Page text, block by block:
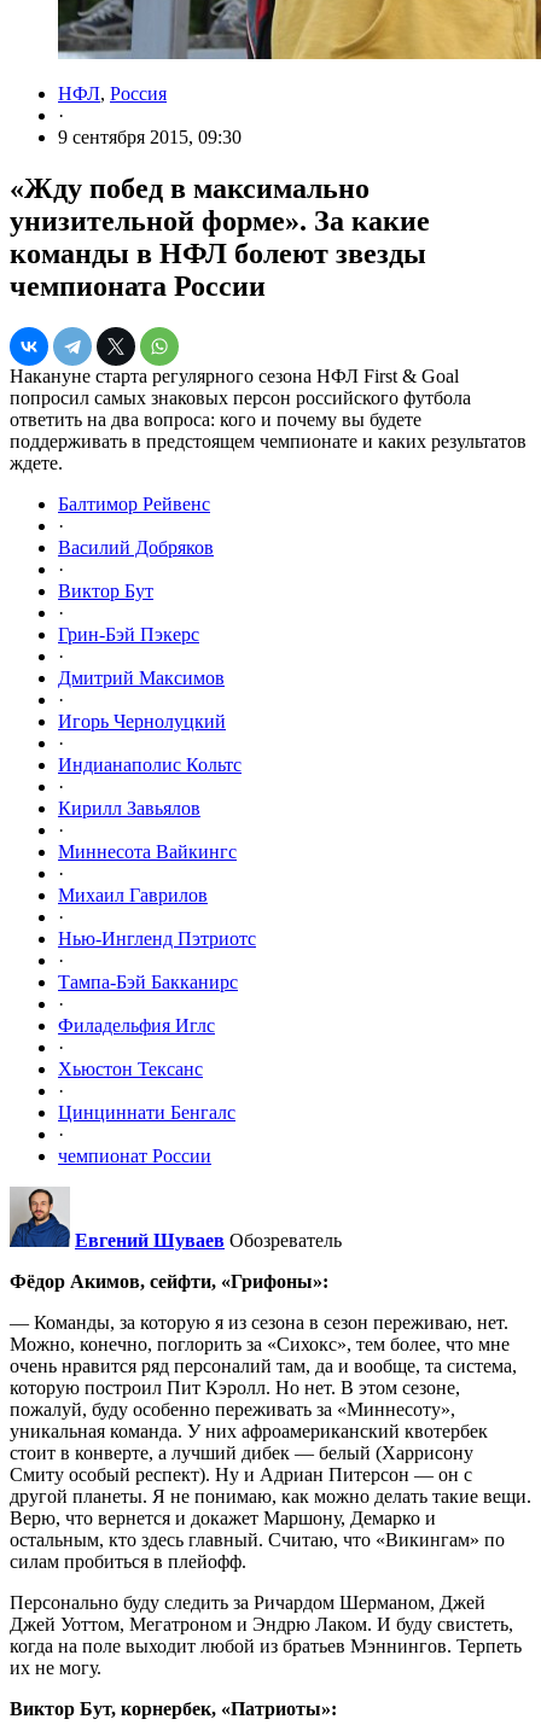
НФЛ, Россия
·
9 сентября 2015, 09:30
«Жду побед в максимально
унизительной форме». За какие
команды в НФЛ болеют звезды
чемпионата России
Накануне старта регулярного сезона НФЛ First & Goal
попросил самых знаковых персон российского футбола
ответить на два вопроса: кого и почему вы будете
поддерживать в предстоящем чемпионате и каких результатов
ждете.
Балтимор Рейвенс
·
Василий Добряков
·
Виктор Бут
·
Грин-Бэй Пэкерс
·
Дмитрий Максимов
·
Игорь Чернолуцкий
·
Индианаполис Кольтс
·
Кирилл Завьялов
·
Миннесота Вайкингс
·
Михаил Гаврилов
·
Нью-Ингленд Пэтриотс
·
Тампа-Бэй Бакканирс
·
Филадельфия Иглс
·
Хьюстон Тексанс
·
Цинциннати Бенгалс
·
чемпионат России
Евгений Шуваев Обозреватель
Фёдор Акимов, сейфти, «Грифоны»:
— Команды, за которую я из сезона в сезон переживаю, нет.
Можно, конечно, поглорить за «Сихокс», тем более, что мне
очень нравится ряд персоналий там, да и вообще, та система,
которую построил Пит Кэролл. Но нет. В этом сезоне,
пожалуй, буду особенно переживать за «Миннесоту»,
уникальная команда. У них афроамериканский квотербек
стоит в конверте, а лучший дибек — белый (Харрисону
Смиту особый респект). Ну и Адриан Питерсон — он с
другой планеты. Я не понимаю, как можно делать такие вещи.
Верю, что вернется и докажет Маршону, Демарко и
остальным, кто здесь главный. Считаю, что «Викингам» по
силам пробиться в плейофф.
Персонально буду следить за Ричардом Шерманом, Джей
Джей Уоттом, Мегатроном и Эндрю Лаком. И буду свистеть,
когда на поле выходит любой из братьев Мэннингов. Терпеть
их не могу.
Виктор Бут, корнербек, «Патриоты»: